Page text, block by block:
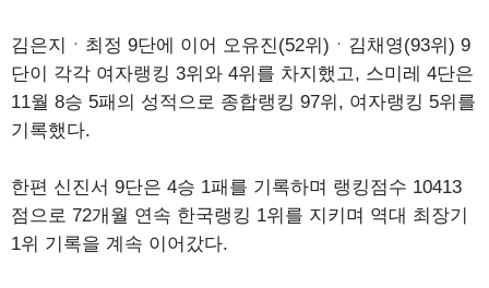
김은지ㆍ최정 9단에 이어 오유진(52위)ㆍ김채영(93위) 9
단이 각각 여자랭킹 3위와 4위를 차지했고, 스미레 4단은
11월 8승 5패의 성적으로 종합랭킹 97위, 여자랭킹 5위를
기록했다.
한편 신진서 9단은 4승 1패를 기록하며 랭킹점수 10413
점으로 72개월 연속 한국랭킹 1위를 지키며 역대 최장기
1위 기록을 계속 이어갔다.